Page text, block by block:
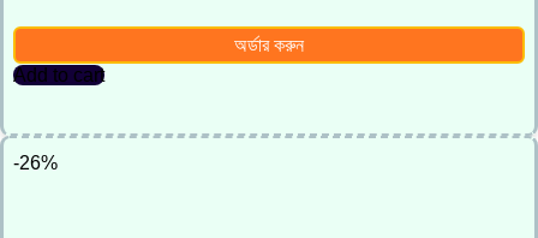
Add to cart
অর্ডার করুন
-26%